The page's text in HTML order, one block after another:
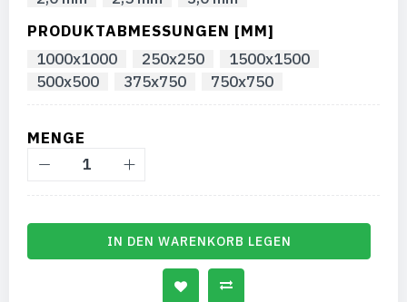
PRODUKTABMESSUNGEN [MM]
1000x1000
250x250
1500x1500
500x500
375x750 750x750
MENGE
IN DEN WARENKORB LEGEN